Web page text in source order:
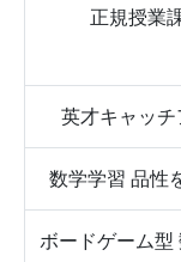
正規授業
英才キャッチ
数学学習 品性
ボードゲーム型